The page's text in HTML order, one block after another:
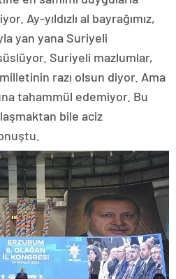
Ay-yıldızlı al bayrağımız,
yan yana Suriyeli
Suriyeli mazlumlar,
razı olsun diyor. Ama
tahammül edemiyor. Bu
bile aciz